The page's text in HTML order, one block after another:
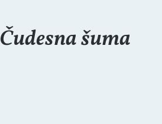
Čudesna šuma